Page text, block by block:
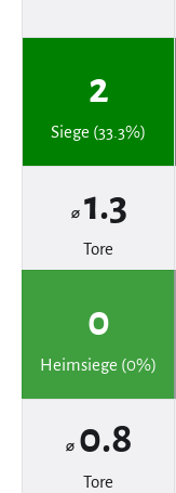
2
Siege (33.3%)
⌀ 1.3
Tore
0
Heimsiege (0%)
⌀ 0.8
Tore